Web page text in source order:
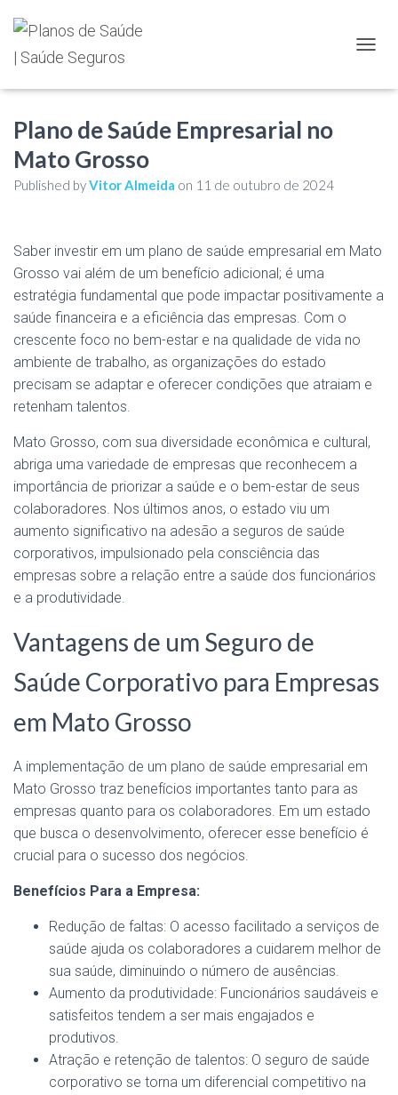
Plano de Saúde Empresarial no
Mato Grosso
Published byVitor Almeida on 11 de outubro de 2024
Saber investir em um plano de saúde empresarial em Mato
Grosso vai além de um benefício adicional; é uma
estratégia fundamental que pode impactar positivamente a
saúde financeira e a eficiência das empresas. Com o
crescente foco no bem-estar e na qualidade de vida no
ambiente de trabalho, as organizações do estado
precisam se adaptar e oferecer condições que atraiam e
retenham talentos.
Mato Grosso, com sua diversidade econômica e cultural,
abriga uma variedade de empresas que reconhecem a
importância de priorizar a saúde e o bem-estar de seus
colaboradores. Nos últimos anos, o estado viu um
aumento significativo na adesão a seguros de saúde
corporativos, impulsionado pela consciência das
empresas sobre a relação entre a saúde dos funcionários
e a produtividade.
Vantagens de um Seguro de
Saúde Corporativo para Empresas
em Mato Grosso
A implementação de um plano de saúde empresarial em
Mato Grosso traz benefícios importantes tanto para as
empresas quanto para os colaboradores. Em um estado
que busca o desenvolvimento, oferecer esse benefício é
crucial para o sucesso dos negócios.
Benefícios Para a Empresa:
Redução de faltas: O acesso facilitado a serviços de
saúde ajuda os colaboradores a cuidarem melhor de
sua saúde, diminuindo o número de ausências.
Aumento da produtividade: Funcionários saudáveis e
satisfeitos tendem a ser mais engajados e
produtivos.
Atração e retenção de talentos: O seguro de saúde
corporativo se torna um diferencial competitivo na